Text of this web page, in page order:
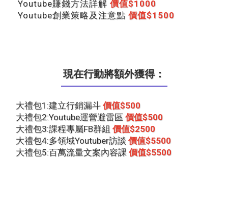
Youtube賺錢方法詳解 價值$1000
Youtube創業策略及注意點 價值$1500
現在行動將額外獲得：
大禮包1:建立行銷漏斗 價值$500
大禮包2:Youtube運營避雷區 價值$500
大禮包3:課程專屬FB群組 價值$2500
大禮包4:多領域Youtuber訪談 價值$5500
大禮包5:百萬流量文案內容課 價值$5500